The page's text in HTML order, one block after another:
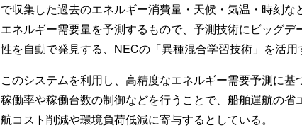
で収集した過去のエネルギー消費量・天候・気温・時刻な
エネルギー需要量を予測するもので、予測技術にビッグデ
性を自動で発見する、NECの「異種混合学習技術」を活用
このシステムを利用し、高精度なエネルギー需要予測に
稼働率や稼働台数の制御などを行うことで、船舶運航の省
航コスト削減や環境負荷低減に寄与するとしている。